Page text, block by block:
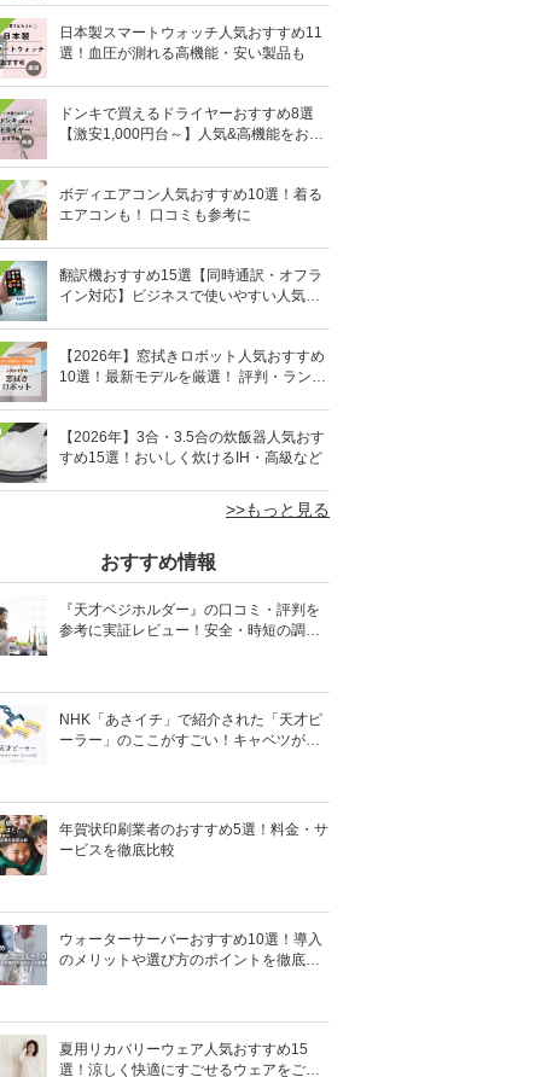
日本製スマートウォッチ人気おすすめ11
選！血圧が測れる高機能・安い製品も
ドンキで買えるドライヤーおすすめ8選
【激安1,000円台～】人気&高機能をお得
ボディエアコン人気おすすめ10選！着る
エアコンも！ 口コミも参考に
翻訳機おすすめ15選【同時通訳・オフラ
イン対応】ビジネスで使いやすい人気の
【2026年】窓拭きロボット人気おすすめ
10選！最新モデルを厳選！ 評判・ランキ
【2026年】3合・3.5合の炊飯器人気おす
すめ15選！おいしく炊けるIH・高級など
>>もっと見る
おすすめ情報
『天才ベジホルダー』の口コミ・評判を
参考に実証レビュー！安全・時短の調理
NHK「あさイチ」で紹介された「天才ピ
ーラー」のここがすごい！キャベツがほ
年賀状印刷業者のおすすめ5選！料金・サ
ービスを徹底比較
ウォーターサーバーおすすめ10選！導入
のメリットや選び方のポイントを徹底解
夏用リカバリーウェア人気おすすめ15
選！涼しく快適にすごせるウェアをご紹